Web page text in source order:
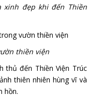
xinh đẹp khi đến Thiền
thiền viện
thủ đến Thiền Viện Trúc
thiên nhiên hùng vĩ và
hồn.